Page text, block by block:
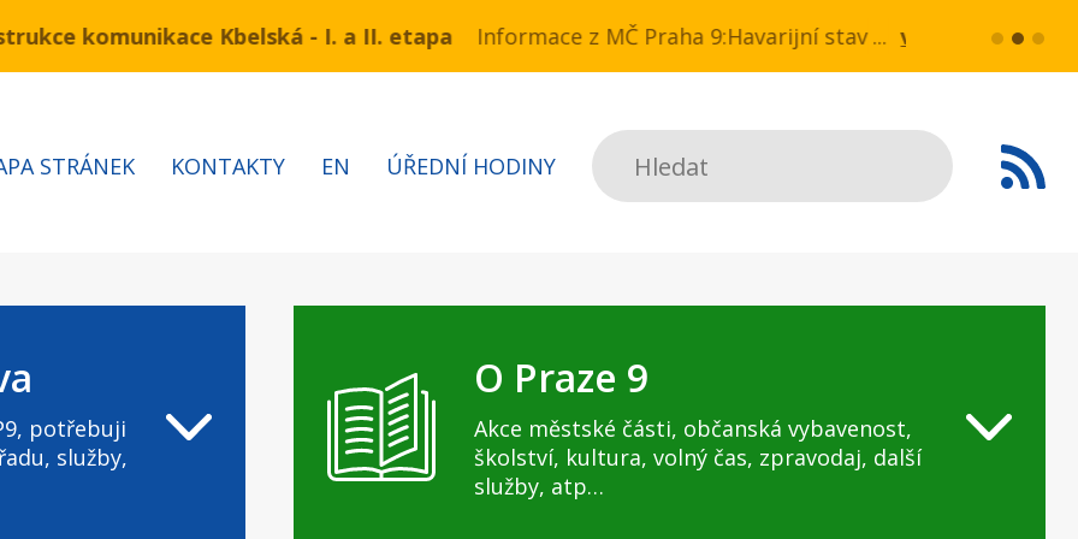
3.7 – 7.8.2026 bude probíhat obnova kabelů VN a NN v ul. Drahobejlova,
komunikace Kbelská - I. a II. etapa Informace z MČ Praha 9:Havarijní stav ulice Kbelská (úsek
více...
Hledat
STRÁNEK KONTAKTY EN ÚŘEDNÍ HODINY
potřebuji
služby,
O Praze 9
Akce městské části, občanská vybavenost,
školství, kultura, volný čas, zpravodaj, další
služby, atp…